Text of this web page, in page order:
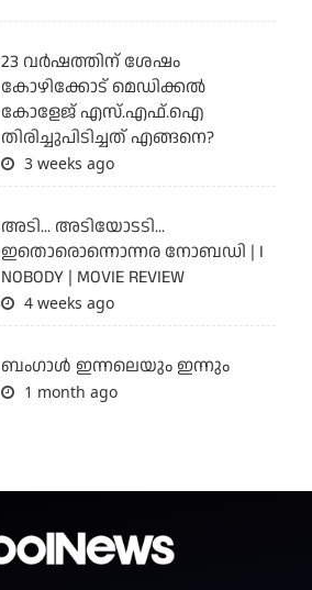
23 വർഷത്തിന് ശേഷം
കോഴിക്കോട് മെഡിക്കൽ
കോളേജ് എസ്.എഫ്.ഐ
തിരിച്ചുപിടിച്ചത് എങ്ങനെ?
3 weeks ago
അടി... അടിയോടടി...
ഇതൊരൊന്നൊന്നര നോബഡി | I
NOBODY | MOVIE REVIEW
4 weeks ago
ബംഗാള്‍ ഇന്നലെയും ഇന്നും
1 month ago